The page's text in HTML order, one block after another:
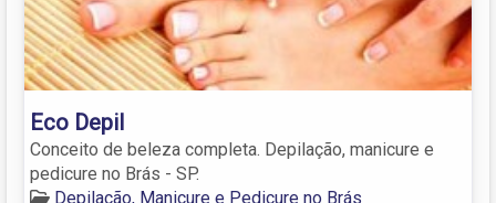
Eco Depil
Conceito de beleza completa. Depilação, manicure e
pedicure no Brás - SP.
Depilação, Manicure e Pedicure no Brás